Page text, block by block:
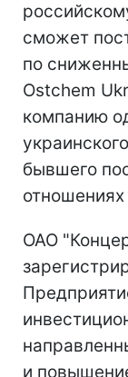
сможет
по
Ostchem
компанию
бывшего
ОАО
и